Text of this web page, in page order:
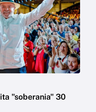
"soberania" 30